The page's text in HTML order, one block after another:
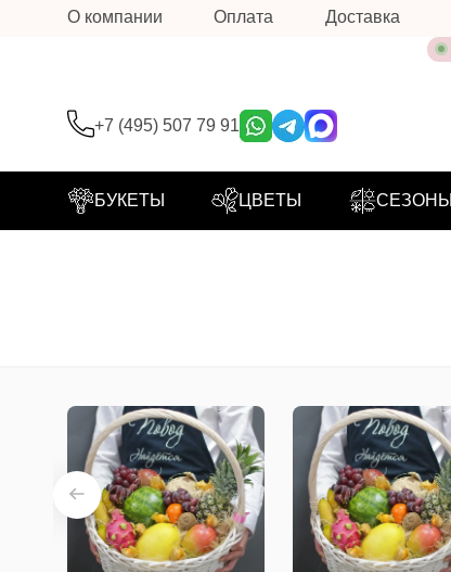
О компании Оплата Доставка
+7 (495) 507 79 91
БУКЕТЫ ЦВЕТЫ СЕЗОНЫ